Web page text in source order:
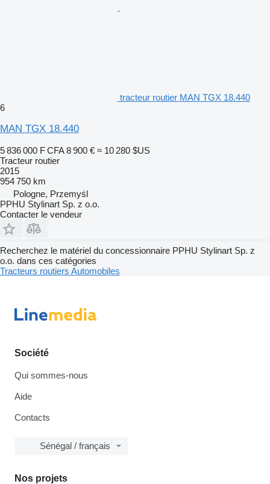
tracteur routier MAN TGX 18.440
6
MAN TGX 18.440
5 836 000 F CFA 8 900 € ≈ 10 280 $US
Tracteur routier
2015
954 750 km
Pologne, Przemyśl
PPHU Stylinart Sp. z o.o.
Contacter le vendeur
Recherchez le matériel du concessionnaire PPHU Stylinart Sp. z
o.o. dans ces catégories
Tracteurs routiers Automobiles
Société
Qui sommes-nous
Aide
Contacts
Sénégal / français
Nos projets